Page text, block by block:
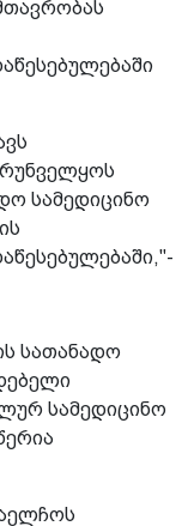
სამედიცინო
სათანადო
სამედიცინო